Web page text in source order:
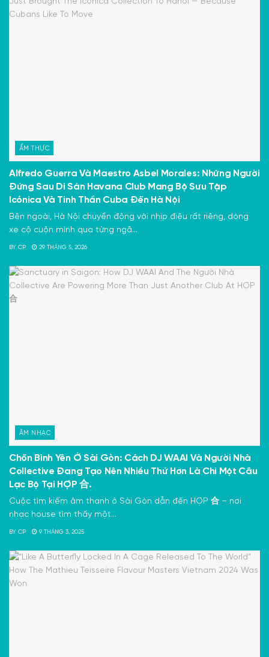
ẨM THỰC
Alfredo Guerra Và Maestro Asbel Morales: Những Người
Đứng Sau Di Sản Havana Club Mang Bộ Sưu Tập
Icónica Và Tinh Thần Cuba Đến Hà Nội
Bên ngoài, Hà Nội chuyển động với nhịp điệu rất riêng, dòng
xe cộ cuộn mình qua từng ngã...
BY CP 29 THÁNG 5, 2026
ÂM NHẠC
Chốn Bình Yên Ở Sài Gòn: Cách DJ WAAI Và Người Nhà
Collective Đang Tạo Nên Nhiều Thứ Hơn Là Chỉ Một Câu
Lạc Bộ Tại HỢP 合.
Cuộc tìm kiếm âm thanh ở Sài Gòn dẫn đến HỢP 合 – nơi
nhạc house tìm thấy một...
BY CP 9 THÁNG 3, 2025